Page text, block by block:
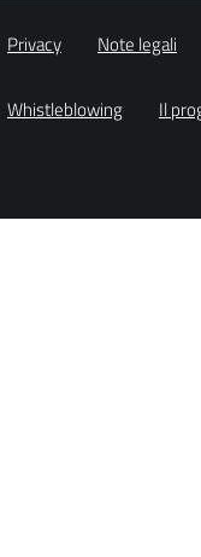
Privacy Note legali
Whistleblowing Il